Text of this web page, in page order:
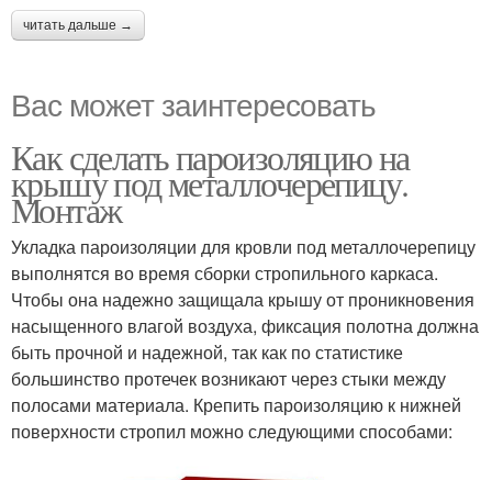
читать дальше →
Вас может заинтересовать
Как сделать пароизоляцию на
крышу под металлочерепицу.
Монтаж
Укладка пароизоляции для кровли под металлочерепицу
выполнятся во время сборки стропильного каркаса.
Чтобы она надежно защищала крышу от проникновения
насыщенного влагой воздуха, фиксация полотна должна
быть прочной и надежной, так как по статистике
большинство протечек возникают через стыки между
полосами материала. Крепить пароизоляцию к нижней
поверхности стропил можно следующими способами: